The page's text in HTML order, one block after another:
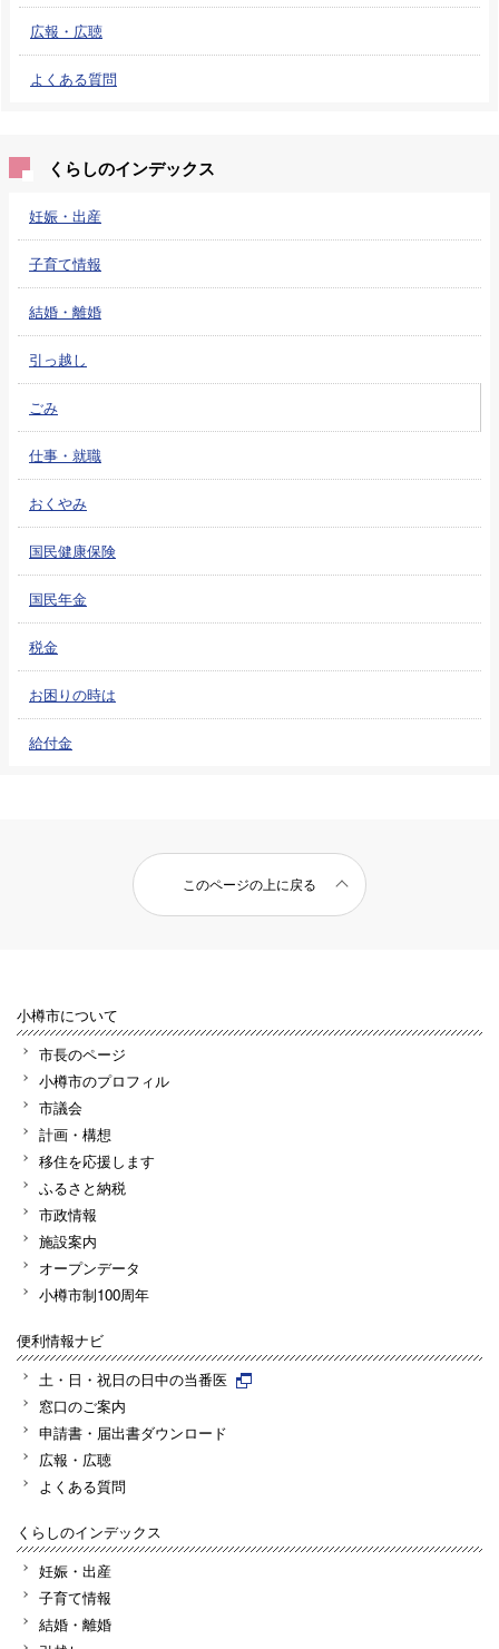
広報・広聴
よくある質問
くらしのインデックス
妊娠・出産
子育て情報
結婚・離婚
引っ越し
ごみ
仕事・就職
おくやみ
国民健康保険
国民年金
税金
お困りの時は
給付金
このページの上に戻る
小樽市について
市長のページ
小樽市のプロフィル
市議会
計画・構想
移住を応援します
ふるさと納税
市政情報
施設案内
オープンデータ
小樽市制100周年
便利情報ナビ
土・日・祝日の日中の当番医
窓口のご案内
申請書・届出書ダウンロード
広報・広聴
よくある質問
くらしのインデックス
妊娠・出産
子育て情報
結婚・離婚